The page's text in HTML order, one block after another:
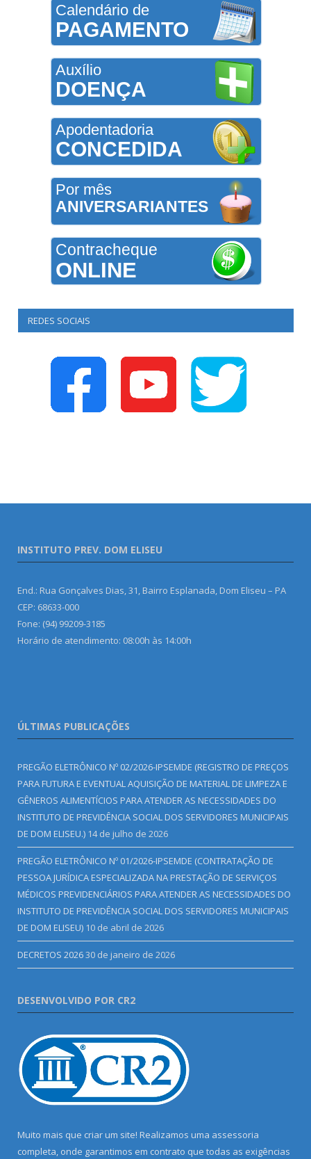
Calendário de
PAGAMENTO
Auxílio
DOENÇA
Apodentadoria
CONCEDIDA
Por mês
ANIVERSARIANTES
Contracheque
ONLINE
REDES SOCIAIS
INSTITUTO PREV. DOM ELISEU
End.: Rua Gonçalves Dias, 31, Bairro Esplanada, Dom Eliseu – PA
CEP: 68633-000
Fone: (94) 99209-3185
Horário de atendimento: 08:00h às 14:00h
ÚLTIMAS PUBLICAÇÕES
PREGÃO ELETRÔNICO Nº 02/2026-IPSEMDE (REGISTRO DE PREÇOS
PARA FUTURA E EVENTUAL AQUISIÇÃO DE MATERIAL DE LIMPEZA E
GÊNEROS ALIMENTÍCIOS PARA ATENDER AS NECESSIDADES DO
INSTITUTO DE PREVIDÊNCIA SOCIAL DOS SERVIDORES MUNICIPAIS
DE DOM ELISEU.) 14 de julho de 2026
PREGÃO ELETRÔNICO Nº 01/2026-IPSEMDE (CONTRATAÇÃO DE
PESSOA JURÍDICA ESPECIALIZADA NA PRESTAÇÃO DE SERVIÇOS
MÉDICOS PREVIDENCIÁRIOS PARA ATENDER AS NECESSIDADES DO
INSTITUTO DE PREVIDÊNCIA SOCIAL DOS SERVIDORES MUNICIPAIS
DE DOM ELISEU) 10 de abril de 2026
DECRETOS 202630 de janeiro de 2026
DESENVOLVIDO POR CR2
Muito mais que criar um site! Realizamos uma assessoria
completa, onde garantimos em contrato que todas as exigências